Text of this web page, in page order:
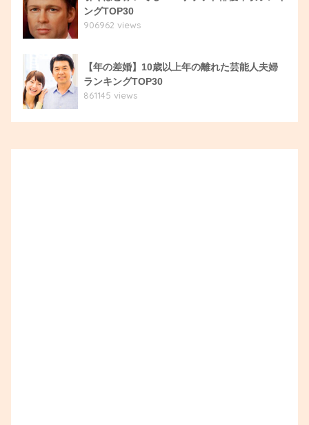
ングTOP30
906962 views
【年の差婚】10歳以上年の離れた芸能人夫婦
ランキングTOP30
861145 views